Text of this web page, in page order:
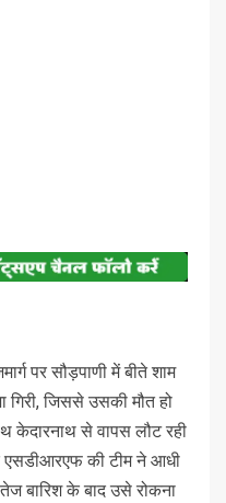
पर सौड़पाणी में बीते शाम
जिससे उसकी मौत हो
केदारनाथ से वापस लौट रही
की टीम ने आधी
बारिश के बाद उसे रोकना